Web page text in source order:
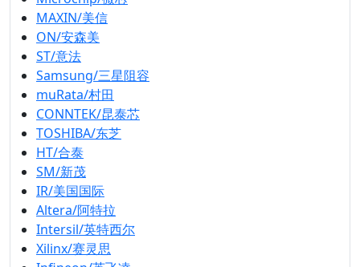
MAXIN/美信
ON/安森美
ST/意法
Samsung/三星阻容
muRata/村田
CONNTEK/昆泰芯
TOSHIBA/东芝
HT/合泰
SM/新茂
IR/美国国际
Altera/阿特拉
Intersil/英特西尔
Xilinx/赛灵思